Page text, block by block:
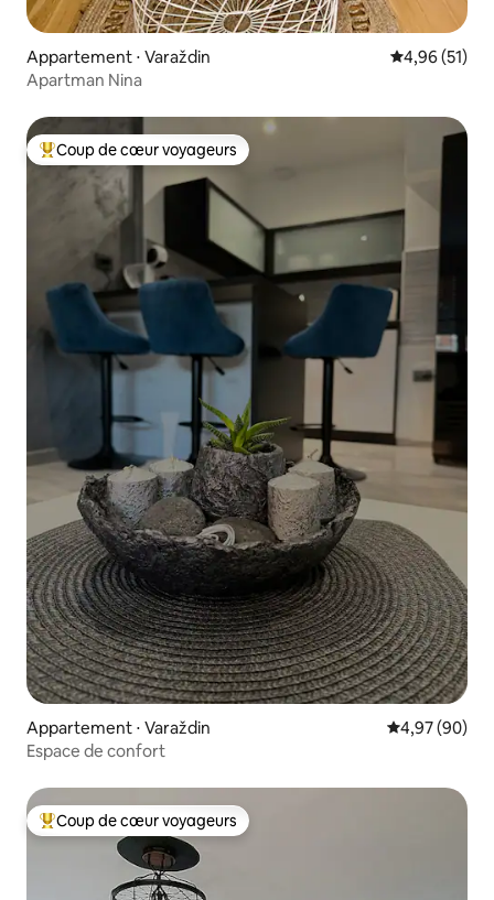
Appartement ⋅ Varaždin Évaluation
4,96 (51)
Apartman Nina
Coups de cœur voyageurs les plus appréciés
Coup de cœur voyageurs
Appartement ⋅ Varaždin Évaluation
4,97 (90)
Espace de confort
Coups de cœur voyageurs les plus appréciés
Coup de cœur voyageurs